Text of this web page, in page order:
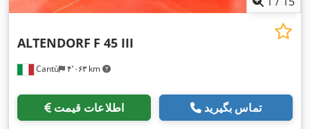
Cantù ۴٬۰۶۳ km
ALTENDORF F 45 III
اطلاعات قیمت تماس بگیرید